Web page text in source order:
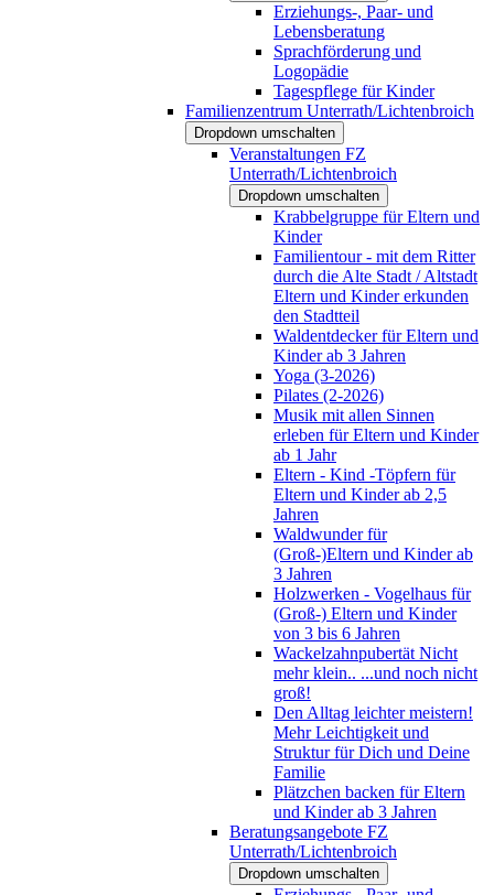
Erziehungs-, Paar- und
Lebensberatung
Sprachförderung und
Logopädie
Tagespflege für Kinder
Familienzentrum Unterrath/Lichtenbroich
Dropdown umschalten
Veranstaltungen FZ
Unterrath/Lichtenbroich
Dropdown umschalten
Krabbelgruppe für Eltern und
Kinder
Familientour - mit dem Ritter
durch die Alte Stadt / Altstadt
Eltern und Kinder erkunden
den Stadtteil
Waldentdecker für Eltern und
Kinder ab 3 Jahren
Yoga (3-2026)
Pilates (2-2026)
Musik mit allen Sinnen
erleben für Eltern und Kinder
ab 1 Jahr
Eltern - Kind -Töpfern für
Eltern und Kinder ab 2,5
Jahren
Waldwunder für
(Groß-)Eltern und Kinder ab
3 Jahren
Holzwerken - Vogelhaus für
(Groß-) Eltern und Kinder
von 3 bis 6 Jahren
Wackelzahnpubertät Nicht
mehr klein.. ...und noch nicht
groß!
Den Alltag leichter meistern!
Mehr Leichtigkeit und
Struktur für Dich und Deine
Familie
Plätzchen backen für Eltern
und Kinder ab 3 Jahren
Beratungsangebote FZ
Unterrath/Lichtenbroich
Dropdown umschalten